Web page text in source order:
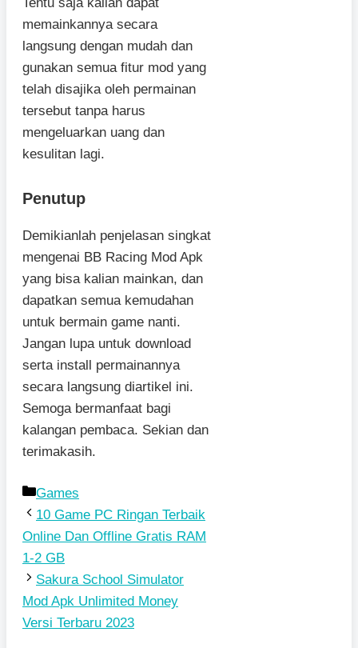
memainkannya secara
langsung dengan mudah dan
gunakan semua fitur mod yang
telah disajika oleh permainan
tersebut tanpa harus
mengeluarkan uang dan
kesulitan lagi.
Penutup
Demikianlah penjelasan singkat
mengenai BB Racing Mod Apk
yang bisa kalian mainkan, dan
dapatkan semua kemudahan
untuk bermain game nanti.
Jangan lupa untuk download
serta install permainannya
secara langsung diartikel ini.
Semoga bermanfaat bagi
kalangan pembaca. Sekian dan
terimakasih.
Kategori
Games
10 Game PC Ringan Terbaik
Online Dan Offline Gratis RAM
1-2 GB
Sakura School Simulator
Mod Apk Unlimited Money
Versi Terbaru 2023